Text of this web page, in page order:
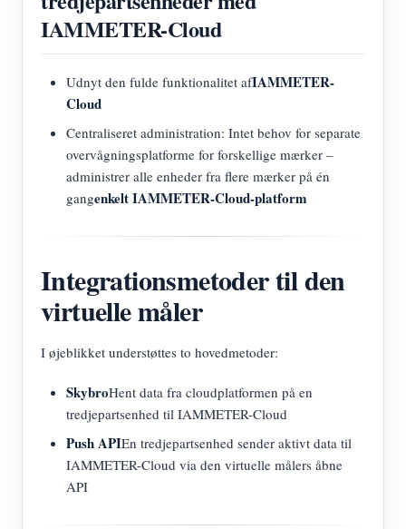
IAMMETER-Cloud
Udnyt den fulde funktionalitet afIAMMETER-
Cloud
Centraliseret administration: Intet behov for separate
overvågningsplatforme for forskellige mærker –
administrer alle enheder fra flere mærker på én
gangenkelt IAMMETER-Cloud-platform
Integrationsmetoder til den
virtuelle måler
I øjeblikket understøttes to hovedmetoder:
SkybroHent data fra cloudplatformen på en
tredjepartsenhed til IAMMETER-Cloud
Push APIEn tredjepartsenhed sender aktivt data til
IAMMETER-Cloud via den virtuelle målers åbne
API